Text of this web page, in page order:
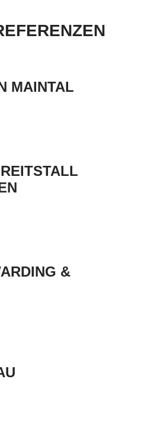
MAINTAL
&